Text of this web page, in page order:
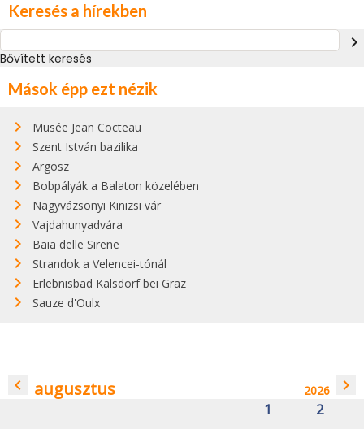
Keresés a hírekben
navigate_next
Bővített keresés
Mások épp ezt nézik
Musée Jean Cocteau
Szent István bazilika
Argosz
Bobpályák a Balaton közelében
Nagyvázsonyi Kinizsi vár
Vajdahunyadvára
Baia delle Sirene
Strandok a Velencei-tónál
Erlebnisbad Kalsdorf bei Graz
Sauze d'Oulx
navigate_before augusztus 2026 navigate_next
1
2